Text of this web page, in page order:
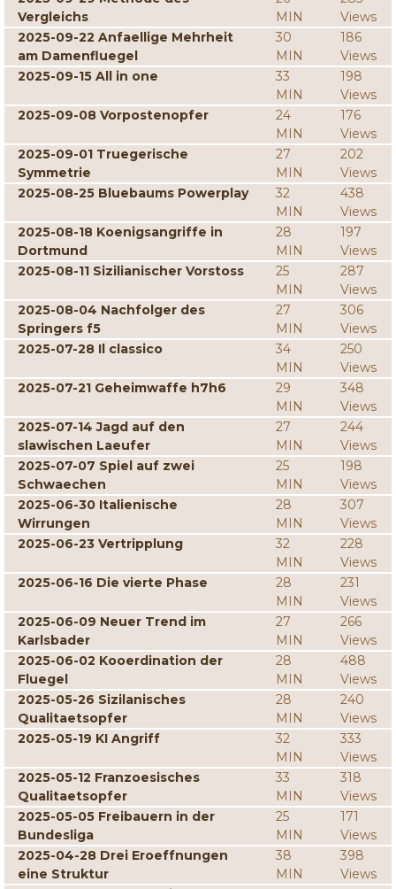
Vergleichs
MIN
Views
2025-09-22 Anfaellige Mehrheit
am Damenfluegel
30
MIN
186
Views
2025-09-15 All in one
33
MIN
198
Views
2025-09-08 Vorpostenopfer
24
MIN
176
Views
2025-09-01 Truegerische
Symmetrie
27
MIN
202
Views
2025-08-25 Bluebaums Powerplay
32
MIN
438
Views
2025-08-18 Koenigsangriffe in
Dortmund
28
MIN
197
Views
2025-08-11 Sizilianischer Vorstoss
25
MIN
287
Views
2025-08-04 Nachfolger des
Springers f5
27
MIN
306
Views
2025-07-28 Il classico
34
MIN
250
Views
2025-07-21 Geheimwaffe h7h6
29
MIN
348
Views
2025-07-14 Jagd auf den
slawischen Laeufer
27
MIN
244
Views
2025-07-07 Spiel auf zwei
Schwaechen
25
MIN
198
Views
2025-06-30 Italienische
Wirrungen
28
MIN
307
Views
2025-06-23 Vertripplung
32
MIN
228
Views
2025-06-16 Die vierte Phase
28
MIN
231
Views
2025-06-09 Neuer Trend im
Karlsbader
27
MIN
266
Views
2025-06-02 Kooerdination der
Fluegel
28
MIN
488
Views
2025-05-26 Sizilanisches
Qualitaetsopfer
28
MIN
240
Views
2025-05-19 KI Angriff
32
MIN
333
Views
2025-05-12 Franzoesisches
Qualitaetsopfer
33
MIN
318
Views
2025-05-05 Freibauern in der
Bundesliga
25
MIN
171
Views
2025-04-28 Drei Eroeffnungen
eine Struktur
38
MIN
398
Views